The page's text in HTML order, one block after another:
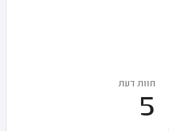
חוות דעת
5